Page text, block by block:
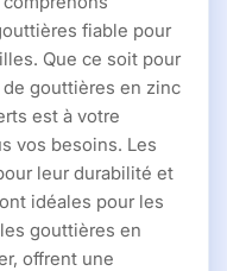
fiable pour
Que ce soit pour
gouttières en zinc
est à votre
vos besoins. Les
leur durabilité et
idéales pour les
gouttières en
offrent une